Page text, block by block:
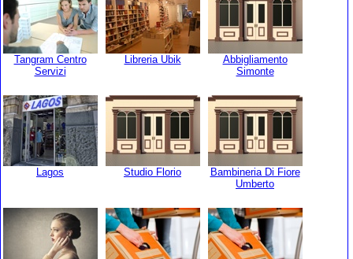
Tangram Centro
Servizi
Libreria Ubik
Abbigliamento
Simonte
Lagos Studio Florio
Bambineria Di Fiore
Umberto